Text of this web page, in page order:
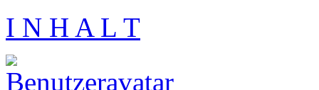
I N H A L T